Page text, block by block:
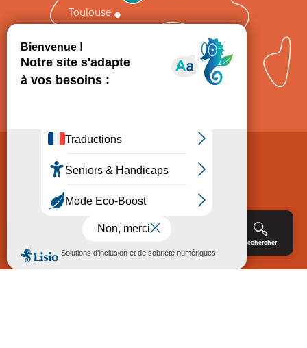
Rechercher
Toulouse
Politique de Protection des données
Accessibilité : non conforme